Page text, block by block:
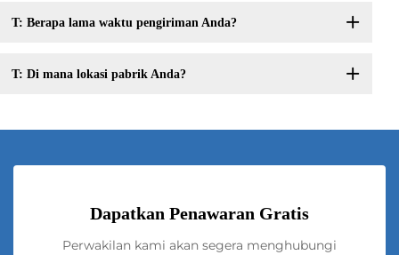
T: Berapa lama waktu pengiriman Anda?
T: Di mana lokasi pabrik Anda?
Dapatkan Penawaran Gratis
Perwakilan kami akan segera menghubungi